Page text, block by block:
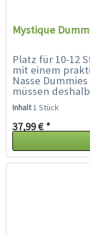
Mystique
Platz für 10-12
mit einem
Nasse
müssen
werden,
Inhalt1 Stück
37,99 € *